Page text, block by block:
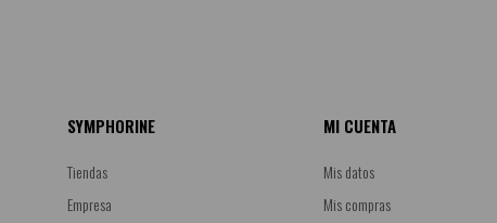
SYMPHORINE
Tiendas
Empresa
MI CUENTA
Mis datos
Mis compras